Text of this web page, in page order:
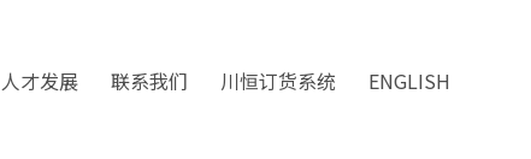
人才发展 联系我们 川恒订货系统 ENGLISH